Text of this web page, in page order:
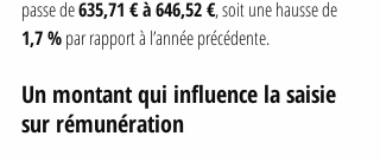
passe de 635,71 € à 646,52 €, soit une hausse de
1,7 % par rapport à l’année précédente.
Un montant qui influence la saisie
sur rémunération